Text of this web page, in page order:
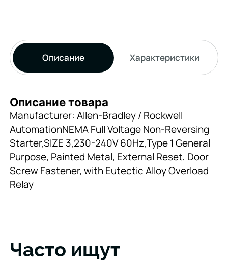
Описание Характеристики
Описание товара
Manufacturer: Allen-Bradley / Rockwell
AutomationNEMA Full Voltage Non-Reversing
Starter,SIZE 3,230-240V 60Hz,Type 1 General
Purpose, Painted Metal, External Reset, Door
Screw Fastener, with Eutectic Alloy Overload
Relay
Часто ищут